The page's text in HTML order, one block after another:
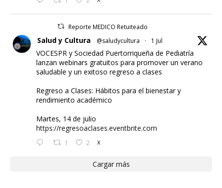
Reporte MEDICO Retuiteado
Salud y Cultura @saludycultura · 1 Jul
VOCESPR y Sociedad Puertorriqueña de Pediatría
lanzan webinars gratuitos para promover un verano
saludable y un exitoso regreso a clases
Regreso a Clases: Hábitos para el bienestar y
rendimiento académico
Martes, 14 de julio
https://regresoaclases.eventbrite.com
1 2 X
Cargar más